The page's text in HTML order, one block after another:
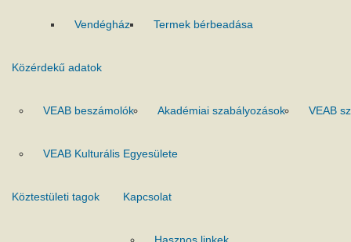
Vendégház Termek bérbeadása
Közérdekű adatok
VEAB beszámolók Akadémiai szabályozások VEAB
VEAB Kulturális Egyesülete
Köztestületi tagok Kapcsolat